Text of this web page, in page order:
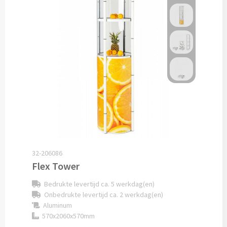
Wijn- & Champagneglazen bedrukken
Waterkaraffen bedrukken
Alle glazen
Wijngeschenken bedrukken
32-206086
Flex Tower
Bedrukte levertijd ca. 5 werkdag(en)
Onbedrukte levertijd ca. 2 werkdag(en)
Aluminum
570x2060x570mm